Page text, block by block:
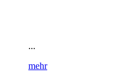
...
mehr